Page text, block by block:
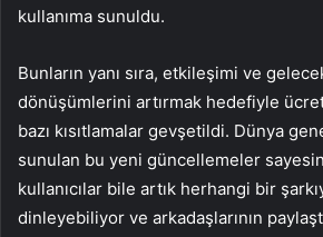
kullanıma sunuldu.
Bunların yanı sıra, etkileşimi ve
dönüşümlerini artırmak hedefiyle
bazı kısıtlamalar gevşetildi. Dünya
sunulan bu yeni güncellemeler
kullanıcılar bile artık herhangi bir
dinleyebiliyor ve arkadaşlarının